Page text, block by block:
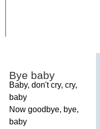
Bye baby
Baby, don't cry, cry,
baby
Now goodbye, bye,
baby